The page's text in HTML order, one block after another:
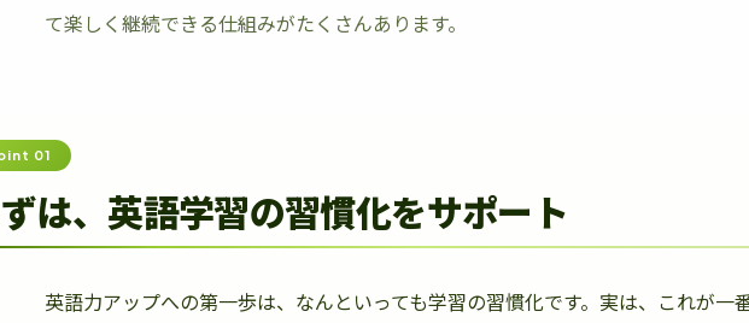
て楽しく継続できる仕組みがたくさんあります。
01
は、英語学習の習慣化をサポート
英語力アップへの第一歩は、なんといっても学習の習慣化です。実は、これが一